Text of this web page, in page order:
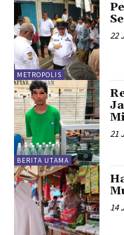
METROPOLIS
22
BERITA UTAMA
21
14